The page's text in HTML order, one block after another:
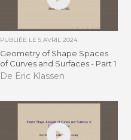
PUBLIÉE LE 5 AVRIL 2024
Geometry of Shape Spaces
of Curves and Surfaces - Part 1
De Eric Klassen